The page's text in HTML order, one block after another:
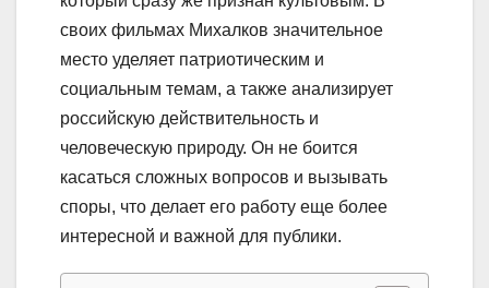
своих фильмах Михалков значительное
место уделяет патриотическим и
социальным темам, а также анализирует
российскую действительность и
человеческую природу. Он не боится
касаться сложных вопросов и вызывать
споры, что делает его работу еще более
интересной и важной для публики.